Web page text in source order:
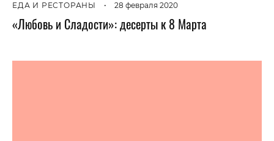
ЕДА И РЕСТОРАНЫ • 28 февраля 2020
«Любовь и Сладости»: десерты к 8 Марта